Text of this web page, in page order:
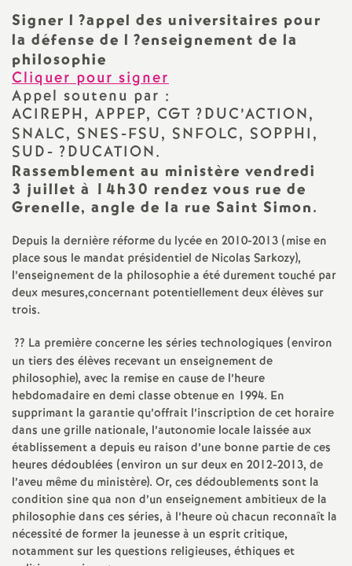
o
a
l
d
e
s
E
n
s
e
i
g
n
Signer l ?appel des universitaires pour
la défense de l ?enseignement de la
philosophie
Cliquer pour signer
Appel soutenu par :
ACIREPH, APPEP, CGT ?DUC’ACTION,
SNALC, SNES-FSU, SNFOLC, SOPPHI,
SUD- ?DUCATION.
Rassemblement au ministère vendredi
3 juillet à 14h30 rendez vous rue de
Grenelle, angle de la rue Saint Simon.
Depuis la dernière réforme du lycée en 2010-2013 (mise en
place sous le mandat présidentiel de Nicolas Sarkozy),
l’enseignement de la philosophie a été durement touché par
deux mesures,concernant potentiellement deux élèves sur
trois.
?? La première concerne les séries technologiques (environ
un tiers des élèves recevant un enseignement de
philosophie), avec la remise en cause de l’heure
hebdomadaire en demi classe obtenue en 1994. En
supprimant la garantie qu’offrait l’inscription de cet horaire
dans une grille nationale, l’autonomie locale laissée aux
établissement a depuis eu raison d’une bonne partie de ces
heures dédoublées (environ un sur deux en 2012-2013, de
l’aveu même du ministère). Or, ces dédoublements sont la
condition sine qua non d’un enseignement ambitieux de la
philosophie dans ces séries, à l’heure où chacun reconnaît la
nécessité de former la jeunesse à un esprit critique,
notamment sur les questions religieuses, éthiques et